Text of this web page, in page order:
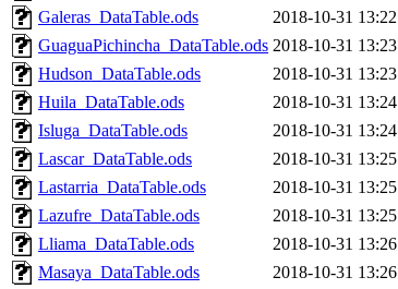
Galeras_DataTable.ods
2018-10-31 13:22
GuaguaPichincha_DataTable.ods 2018-10-31 13:23
Hudson_DataTable.ods
2018-10-31 13:23
Huila_DataTable.ods
2018-10-31 13:24
Isluga_DataTable.ods
2018-10-31 13:24
Lascar_DataTable.ods
2018-10-31 13:25
Lastarria_DataTable.ods
2018-10-31 13:25
Lazufre_DataTable.ods
2018-10-31 13:25
Lliama_DataTable.ods
2018-10-31 13:26
Masaya_DataTable.ods
2018-10-31 13:26